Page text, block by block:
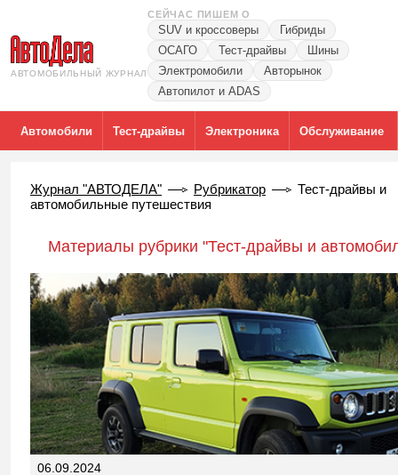
АВТОМОБИЛЬНЫЙ ЖУРНАЛ
СЕЙЧАС ПИШЕМ О
SUV и кроссоверы
Гибриды
ОСАГО
Тест-драйвы
Шины
Электромобили
Авторынок
Автопилот и ADAS
Автомобили Тест-драйвы Электроника Обслуживание
Журнал "АВТОДЕЛА" Рубрикатор
Тест-драйвы и
автомобильные путешествия
Материалы рубрики "Тест-драйвы и
путешествия"
06.09.2024